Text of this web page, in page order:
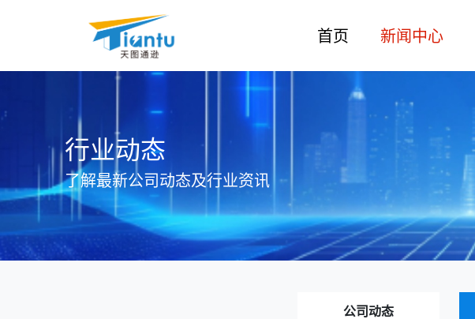
首页 新闻中心
行业动态
了解最新公司动态及行业资讯
公司动态